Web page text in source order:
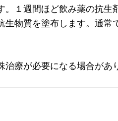
。１週間ほど飲み薬の抗生
物質を塗布します。通常
療が必要になる場合があ